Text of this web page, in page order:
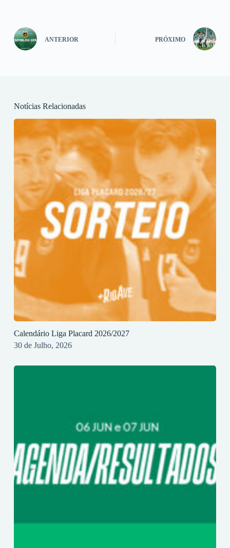
ANTERIOR PRÓXIMO
Notícias Relacionadas
Calendário Liga Placard 2026/2027
30 de Julho, 2026